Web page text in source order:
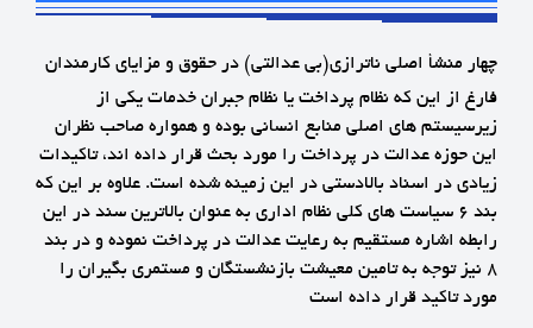
چهار منشأ اصلی ناترازی(بی عدالتی) در حقوق و مزایای کارمندان
فارغ از این که نظام پرداخت یا نظام جبران خدمات یکی از
زیرسیستم های اصلی منابع انسانی بوده و همواره صاحب نظران
این حوزه عدالت در پرداخت را مورد بحث قرار داده اند، تاکیدات
زیادی در اسناد بالادستی در این زمینه شده است. علاوه بر این که
بند 6 سیاست های کلی نظام اداری به عنوان بالاترین سند در این
رابطه اشاره مستقیم به رعایت عدالت در پرداخت نموده و در بند
8 نیز توجه به تامین معیشت بازنشستگان و مستمری بگیران را
مورد تاکید قرار داده است